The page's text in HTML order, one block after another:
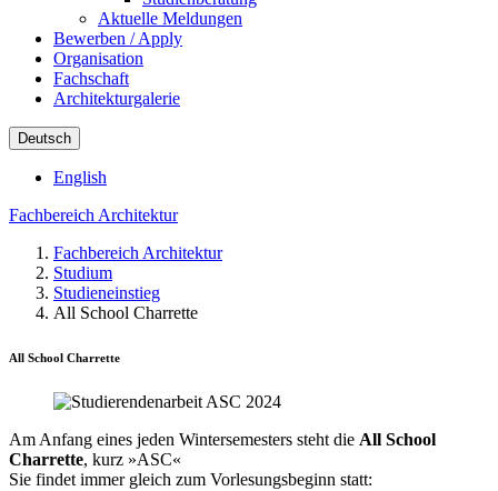
Aktuelle Meldungen
Bewerben / Apply
Organisation
Fachschaft
Architekturgalerie
Deutsch
English
Fachbereich Architektur
Fachbereich Architektur
Studium
Studieneinstieg
All School Charrette
All School Charrette
Am Anfang eines jeden Wintersemesters steht die All School
Charrette, kurz »ASC«
Sie findet immer gleich zum Vorlesungsbeginn statt: